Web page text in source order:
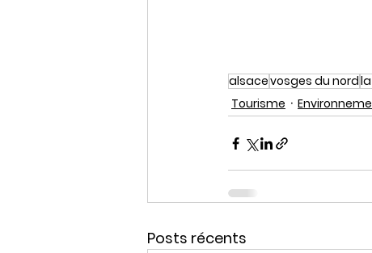
alsacevosges du nord
Tourisme
Posts récents